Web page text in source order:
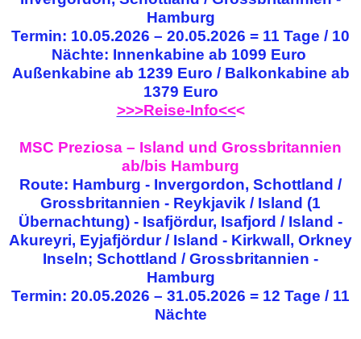
Hamburg
Termin: 10.05.2026 – 20.05.2026 = 11 Tage / 10
Nächte: Innenkabine ab 1099 Euro
Außenkabine ab 1239 Euro / Balkonkabine ab
1379 Euro
>>>Reise-Info<<<
MSC Preziosa – Island und Grossbritannien
ab/bis Hamburg
Route: Hamburg - Invergordon, Schottland /
Grossbritannien - Reykjavik / Island (1
Übernachtung) - Isafjördur, Isafjord / Island -
Akureyri, Eyjafjördur / Island - Kirkwall, Orkney
Inseln; Schottland / Grossbritannien -
Hamburg
Termin: 20.05.2026 – 31.05.2026 = 12 Tage / 11
Nächte